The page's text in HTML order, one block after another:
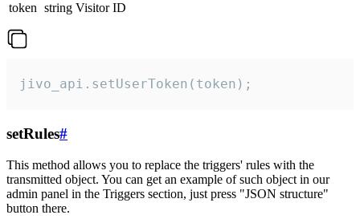
token string Visitor ID
jivo_api.setUserToken(token);
setRules#
This method allows you to replace the triggers' rules with the
transmitted object. You can get an example of such object in our
admin panel in the Triggers section, just press "JSON structure"
button there.